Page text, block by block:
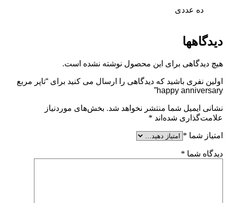
ده عددی
دیدگاهها
هیچ دیدگاهی برای این محصول نوشته نشده است.
اولین نفری باشید که دیدگاهی را ارسال می کنید برای “تاپر مربع
happy anniversary”
نشانی ایمیل شما منتشر نخواهد شد. بخش‌های موردنیاز
علامت‌گذاری شده‌اند *
امتیاز شما *
دیدگاه شما *